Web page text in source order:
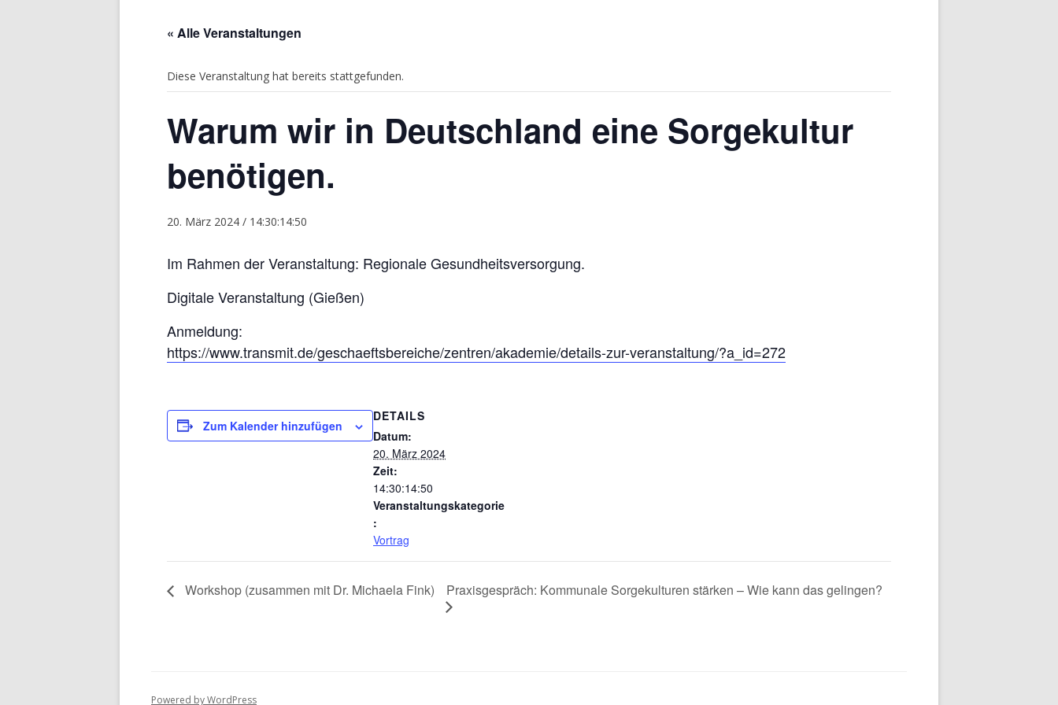
« Alle Veranstaltungen
Diese Veranstaltung hat bereits stattgefunden.
Warum wir in Deutschland eine Sorgekultur
benötigen.
20. März 2024 / 14:30:14:50
Im Rahmen der Veranstaltung: Regionale Gesundheitsversorgung.
Digitale Veranstaltung (Gießen)
Anmeldung:
https://www.transmit.de/geschaeftsbereiche/zentren/akademie/details-zur-veranstaltung/?a_id=272
Zum Kalender hinzufügen
DETAILS
Datum:
20. März 2024
Zeit:
14:30:14:50
Veranstaltungskategorie
:
Vortrag
Workshop (zusammen mit Dr. Michaela Fink) Praxisgespräch: Kommunale Sorgekulturen stärken – Wie kann das gelingen?
Powered by WordPress